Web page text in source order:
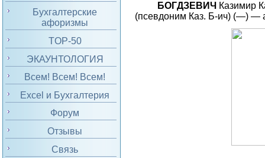
Бухгалтерские
афоризмы
TOP-50
ЭКАУНТОЛОГИЯ
Всем! Всем! Всем!
Excel и Бухгалтерия
Форум
Отзывы
Связь
БОГДЗЕВИЧ Казимир
(псевдоним Каз. Б-ич) (—) —